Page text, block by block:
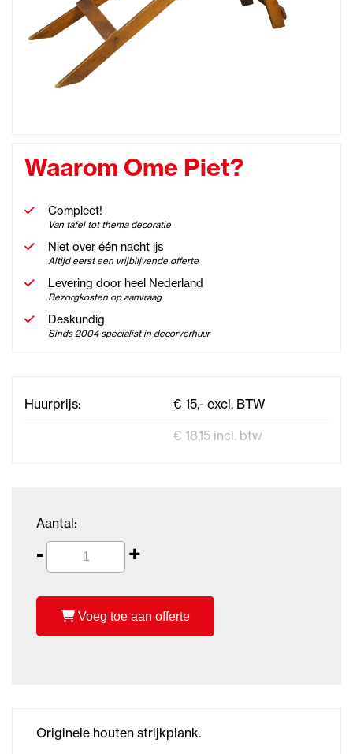
Waarom Ome Piet?
Compleet!
Van tafel tot thema decoratie
Niet over één nacht ijs
Altijd eerst een vrijblijvende offerte
Levering door heel Nederland
Bezorgkosten op aanvraag
Deskundig
Sinds 2004 specialist in decorverhuur
Huurprijs:
€ 15,- excl. BTW
€ 18,15 incl. btw
Aantal:
- +
Voeg toe aan offerte
Originele houten strijkplank.